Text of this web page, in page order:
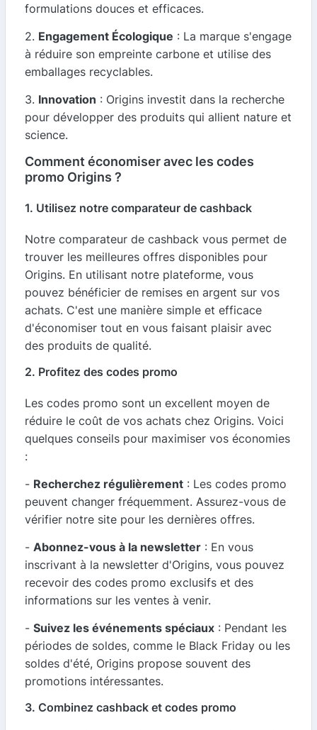
formulations douces et efficaces.
2. Engagement Écologique : La marque s'engage
à réduire son empreinte carbone et utilise des
emballages recyclables.
3. Innovation : Origins investit dans la recherche
pour développer des produits qui allient nature et
science.
Comment économiser avec les codes
promo Origins ?
1. Utilisez notre comparateur de cashback
Notre comparateur de cashback vous permet de
trouver les meilleures offres disponibles pour
Origins. En utilisant notre plateforme, vous
pouvez bénéficier de remises en argent sur vos
achats. C'est une manière simple et efficace
d'économiser tout en vous faisant plaisir avec
des produits de qualité.
2. Profitez des codes promo
Les codes promo sont un excellent moyen de
réduire le coût de vos achats chez Origins. Voici
quelques conseils pour maximiser vos économies
:
- Recherchez régulièrement : Les codes promo
peuvent changer fréquemment. Assurez-vous de
vérifier notre site pour les dernières offres.
- Abonnez-vous à la newsletter : En vous
inscrivant à la newsletter d'Origins, vous pouvez
recevoir des codes promo exclusifs et des
informations sur les ventes à venir.
- Suivez les événements spéciaux : Pendant les
périodes de soldes, comme le Black Friday ou les
soldes d'été, Origins propose souvent des
promotions intéressantes.
3. Combinez cashback et codes promo